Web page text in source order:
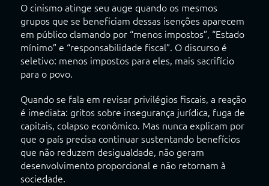
O cinismo atinge seu auge quando os mesmos
grupos que se beneficiam dessas isenções aparecem
em público clamando por “menos impostos”, “Estado
mínimo” e “responsabilidade fiscal”. O discurso é
seletivo: menos impostos para eles, mais sacrifício
para o povo.
Quando se fala em revisar privilégios fiscais, a reação
é imediata: gritos sobre insegurança jurídica, fuga de
capitais, colapso econômico. Mas nunca explicam por
que o país precisa continuar sustentando benefícios
que não reduzem desigualdade, não geram
desenvolvimento proporcional e não retornam à
sociedade.